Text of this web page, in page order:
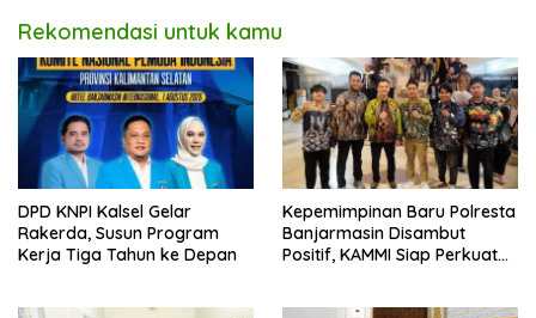
Rekomendasi untuk kamu
DPD KNPI Kalsel Gelar
Rakerda, Susun Program
Kerja Tiga Tahun ke Depan
Kepemimpinan Baru Polresta
Banjarmasin Disambut
Positif, KAMMI Siap Perkuat